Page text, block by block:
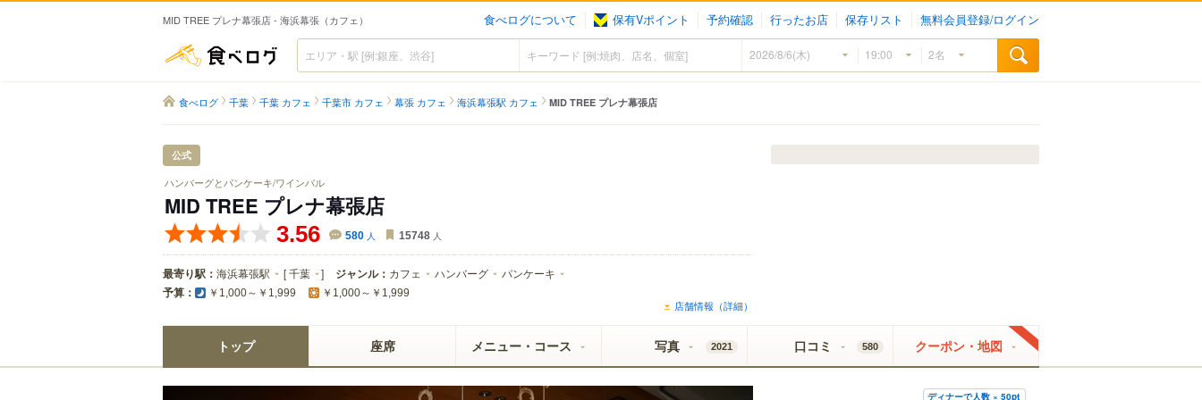
MID TREE プレナ幕張店 - 海浜幕張（カフェ） 食べログについて 保有Vポイント 予約確認 行ったお店 保存リスト 無料会員登録/ログイン
食べログ
食べログ 千葉 千葉 カフェ 千葉市 カフェ 幕張 カフェ 海浜幕張駅 カフェ MID TREE プレナ幕張店
公式
ハンバーグとパンケーキ/ワインバル
MID TREE プレナ幕張店
3.56 580 人 15748 人
最寄り駅： 海浜幕張駅 [千葉 ] ジャンル： カフェ ハンバーグ パンケーキ
予算： ￥1,000～￥1,999 ￥1,000～￥1,999
店舗情報（詳細）
トップ 座席 メニュー・コース 写真 2021 口コミ 580 クーポン・地図
ディナーで人数 × 50pt